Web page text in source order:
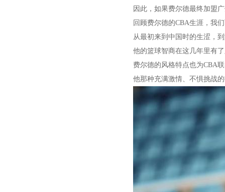
因此，如果费尔德最终加盟
回顾费尔德的CBA生涯，我
从最初来到中国时的生涩，
他的篮球智商在这几年里有
费尔德的风格特点也为CBA
他那种充满激情、不惧挑战